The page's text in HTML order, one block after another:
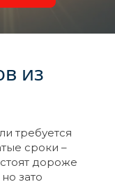
из
требуется
сроки –
дороже
зато